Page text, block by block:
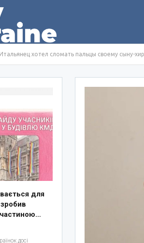
Итальянец хотел сломать пальцы своему сыну-
для
досі